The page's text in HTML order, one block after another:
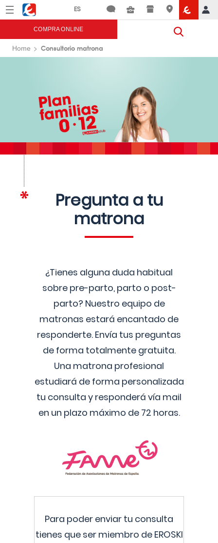
Menú Eroski
COMPRA ONLINE
Home Consultorio matrona
Pregunta a tu
matrona
¿Tienes alguna duda habitual
sobre pre-parto, parto o post-
parto? Nuestro equipo de
matronas estará encantado de
responderte. Envía tus preguntas
de forma totalmente gratuita.
Una matrona profesional
estudiará de forma personalizada
tu consulta y responderá vía mail
en un plazo máximo de 72 horas.
Para poder enviar tu consulta
tienes que ser miembro de EROSKI